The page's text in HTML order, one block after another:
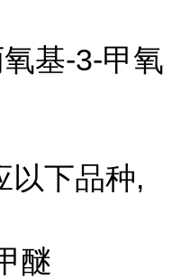
基-3-甲氧
以下品种,
醚